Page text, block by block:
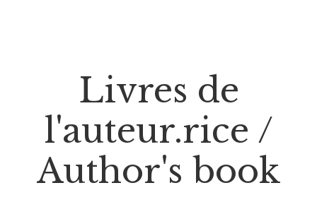
Livres de
l'auteur.rice /
Author's book